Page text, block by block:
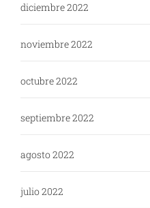
diciembre 2022
noviembre 2022
octubre 2022
septiembre 2022
agosto 2022
julio 2022